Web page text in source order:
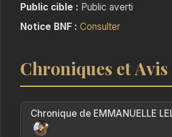
folie.
se cache une menace
Une chose gangrène leurs
Et leur impose un marché :
Public cible : Public averti
Notice BNF : Consulter
Chroniques et Avis
Chronique de EMMANUELLE